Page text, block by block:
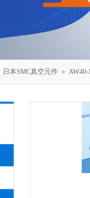
日本SMC真空元件 ＞